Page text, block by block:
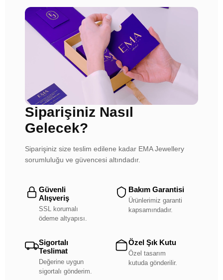
Siparişiniz Nasıl
Gelecek?
Siparişiniz size teslim edilene kadar EMA Jewellery
sorumluluğu ve güvencesi altındadır.
Güvenli
Alışveriş
SSL korumalı
ödeme altyapısı.
Bakım Garantisi
Ürünlerimiz garanti
kapsamındadır.
Sigortalı
Teslimat
Değerine uygun
sigortalı gönderim.
Özel Şık Kutu
Özel tasarım
kutuda gönderilir.